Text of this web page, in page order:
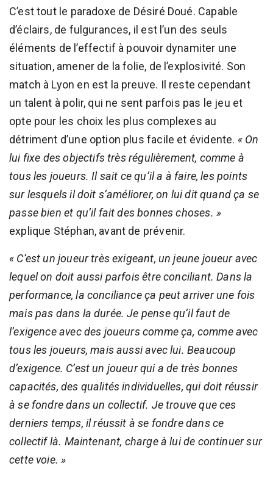
C’est tout le paradoxe de Désiré Doué. Capable
d’éclairs, de fulgurances, il est l’un des seuls
éléments de l’effectif à pouvoir dynamiter une
situation, amener de la folie, de l’explosivité. Son
match à Lyon en est la preuve. Il reste cependant
un talent à polir, qui ne sent parfois pas le jeu et
opte pour les choix les plus complexes au
détriment d’une option plus facile et évidente. « On
lui fixe des objectifs très régulièrement, comme à
tous les joueurs. Il sait ce qu’il a à faire, les points
sur lesquels il doit s’améliorer, on lui dit quand ça se
passe bien et qu’il fait des bonnes choses. »
explique Stéphan, avant de prévenir.
« C’est un joueur très exigeant, un jeune joueur avec
lequel on doit aussi parfois être conciliant. Dans la
performance, la conciliance ça peut arriver une fois
mais pas dans la durée. Je pense qu’il faut de
l’exigence avec des joueurs comme ça, comme avec
tous les joueurs, mais aussi avec lui. Beaucoup
d’exigence. C’est un joueur qui a de très bonnes
capacités, des qualités individuelles, qui doit réussir
à se fondre dans un collectif. Je trouve que ces
derniers temps, il réussit à se fondre dans ce
collectif là. Maintenant, charge à lui de continuer sur
cette voie. »